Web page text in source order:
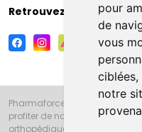
pour
de
vous
notre
Retrouvez-nous sur
Pharmaforce.fr et la Grande
profiter de notre accueil, de
orthopédiques,